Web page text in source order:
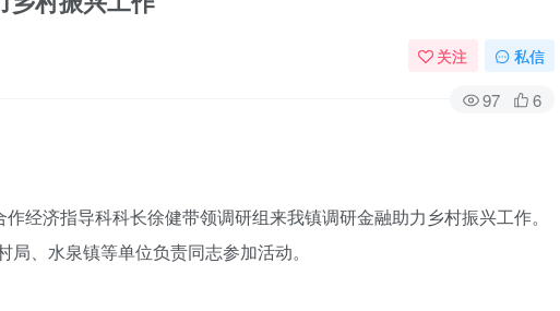
关注 私信
97 6
经济指导科科长徐健带领调研组来我镇调研金融助力乡村振兴工作。
、水泉镇等单位负责同志参加活动。